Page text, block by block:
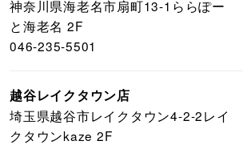
神奈川県海老名市扇町13-1ららぽー
と海老名 2F
046-235-5501
越谷レイクタウン店
埼玉県越谷市レイクタウン4-2-2レイ
クタウンkaze 2F